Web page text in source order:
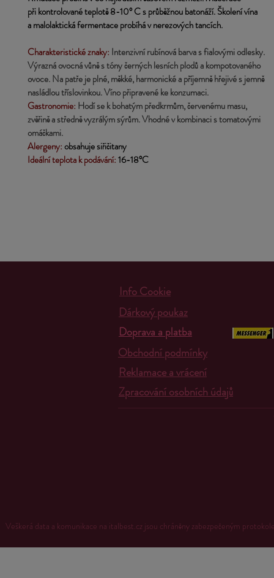
při kontrolované teplotě 8-10° C s průběžnou batonáží. Školení vína
a malolaktická fermentace probíhá v nerezových tancích.
Charakteristické znaky: Intenzivní rubínová barva s fialovými odlesky.
Výrazná ovocná vůně s tóny černých lesních plodů a kompotovaného
ovoce. Na patře je plné, měkké, harmonické a příjemně hřejivé s jemně
nasládlou tříslovinkou. Víno připravené ke konzumaci.
Gastronomie: Hodí se k bohatým předkrmům, červenému masu,
zvěřině a středně vyzrálým sýrům. Vhodné v kombinaci s tomatovými
omáčkami.
Alergeny: obsahuje siřičitany
Ideální teplota k podávání: 16-18°C
Info Cookie
Doprava a platba
Obchodní podmínky
Zpracování osobních údajů
Reklamace a vrácení
Dárkový poukaz
Veškerá data a komunikace na italbest.cz jsou chráněny zabezpečeným